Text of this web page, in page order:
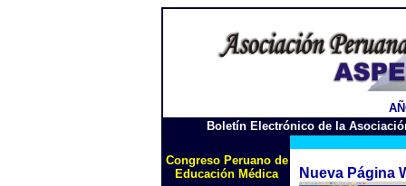
Boletín Electrónico de la
Congreso Peruano de
Educación Médica
Nueva Página